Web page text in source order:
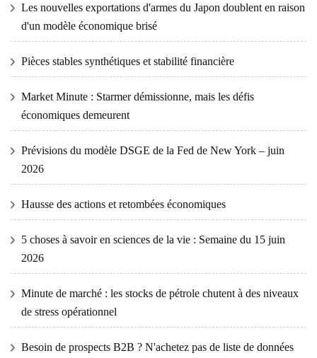
Les nouvelles exportations d'armes du Japon doublent en raison
d'un modèle économique brisé
Pièces stables synthétiques et stabilité financière
Market Minute : Starmer démissionne, mais les défis
économiques demeurent
Prévisions du modèle DSGE de la Fed de New York – juin
2026
Hausse des actions et retombées économiques
5 choses à savoir en sciences de la vie : Semaine du 15 juin
2026
Minute de marché : les stocks de pétrole chutent à des niveaux
de stress opérationnel
Besoin de prospects B2B ? N'achetez pas de liste de données